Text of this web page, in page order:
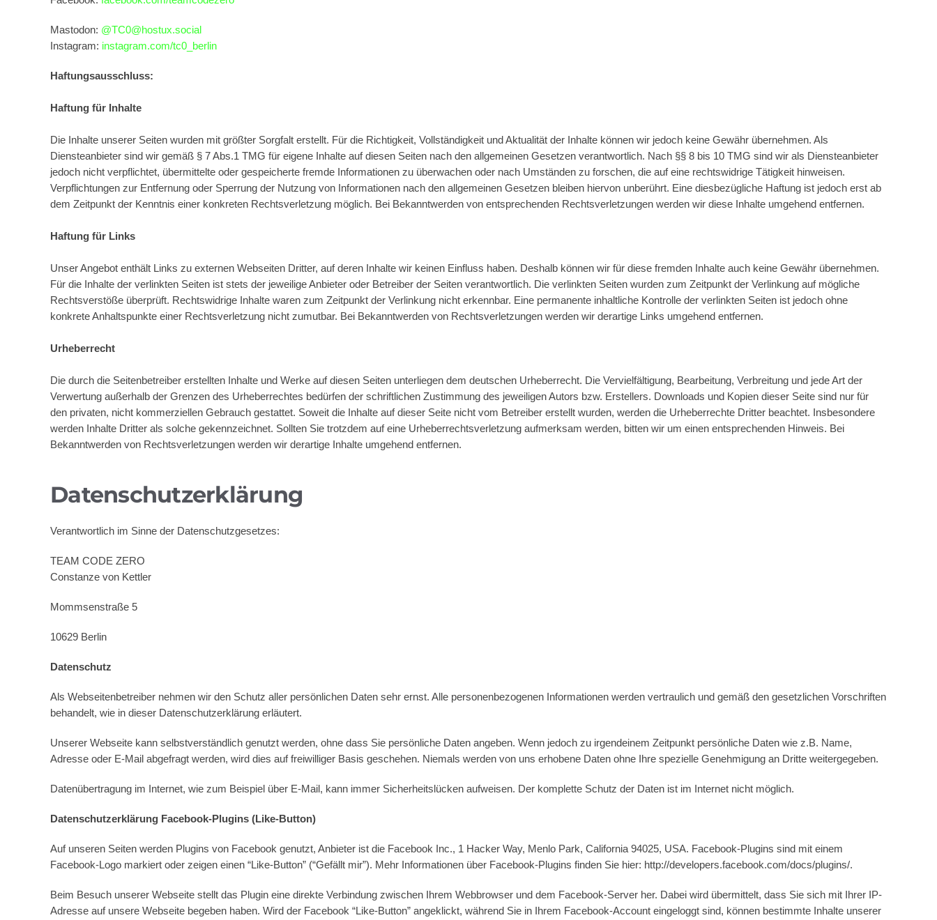
Mastodon: @TC0@hostux.social
Instagram: instagram.com/tc0_berlin
Haftungsausschluss:
Haftung für Inhalte
Die Inhalte unserer Seiten wurden mit größter Sorgfalt erstellt. Für die Richtigkeit, Vollständigkeit und Aktualität der Inhalte können wir jedoch keine Gewähr übernehmen. Als
Diensteanbieter sind wir gemäß § 7 Abs.1 TMG für eigene Inhalte auf diesen Seiten nach den allgemeinen Gesetzen verantwortlich. Nach §§ 8 bis 10 TMG sind wir als Diensteanbieter
jedoch nicht verpflichtet, übermittelte oder gespeicherte fremde Informationen zu überwachen oder nach Umständen zu forschen, die auf eine rechtswidrige Tätigkeit hinweisen.
Verpflichtungen zur Entfernung oder Sperrung der Nutzung von Informationen nach den allgemeinen Gesetzen bleiben hiervon unberührt. Eine diesbezügliche Haftung ist jedoch erst ab
dem Zeitpunkt der Kenntnis einer konkreten Rechtsverletzung möglich. Bei Bekanntwerden von entsprechenden Rechtsverletzungen werden wir diese Inhalte umgehend entfernen.
Haftung für Links
Unser Angebot enthält Links zu externen Webseiten Dritter, auf deren Inhalte wir keinen Einfluss haben. Deshalb können wir für diese fremden Inhalte auch keine Gewähr übernehmen.
Für die Inhalte der verlinkten Seiten ist stets der jeweilige Anbieter oder Betreiber der Seiten verantwortlich. Die verlinkten Seiten wurden zum Zeitpunkt der Verlinkung auf mögliche
Rechtsverstöße überprüft. Rechtswidrige Inhalte waren zum Zeitpunkt der Verlinkung nicht erkennbar. Eine permanente inhaltliche Kontrolle der verlinkten Seiten ist jedoch ohne
konkrete Anhaltspunkte einer Rechtsverletzung nicht zumutbar. Bei Bekanntwerden von Rechtsverletzungen werden wir derartige Links umgehend entfernen.
Urheberrecht
Die durch die Seitenbetreiber erstellten Inhalte und Werke auf diesen Seiten unterliegen dem deutschen Urheberrecht. Die Vervielfältigung, Bearbeitung, Verbreitung und jede Art der
Verwertung außerhalb der Grenzen des Urheberrechtes bedürfen der schriftlichen Zustimmung des jeweiligen Autors bzw. Erstellers. Downloads und Kopien dieser Seite sind nur für
den privaten, nicht kommerziellen Gebrauch gestattet. Soweit die Inhalte auf dieser Seite nicht vom Betreiber erstellt wurden, werden die Urheberrechte Dritter beachtet. Insbesondere
werden Inhalte Dritter als solche gekennzeichnet. Sollten Sie trotzdem auf eine Urheberrechtsverletzung aufmerksam werden, bitten wir um einen entsprechenden Hinweis. Bei
Bekanntwerden von Rechtsverletzungen werden wir derartige Inhalte umgehend entfernen.
Datenschutzerklärung
Verantwortlich im Sinne der Datenschutzgesetzes:
TEAM CODE ZERO
Constanze von Kettler
Mommsenstraße 5
10629 Berlin
Datenschutz
Als Webseitenbetreiber nehmen wir den Schutz aller persönlichen Daten sehr ernst. Alle personenbezogenen Informationen werden vertraulich und gemäß den gesetzlichen Vorschriften
behandelt, wie in dieser Datenschutzerklärung erläutert.
Unserer Webseite kann selbstverständlich genutzt werden, ohne dass Sie persönliche Daten angeben. Wenn jedoch zu irgendeinem Zeitpunkt persönliche Daten wie z.B. Name,
Adresse oder E-Mail abgefragt werden, wird dies auf freiwilliger Basis geschehen. Niemals werden von uns erhobene Daten ohne Ihre spezielle Genehmigung an Dritte weitergegeben.
Datenübertragung im Internet, wie zum Beispiel über E-Mail, kann immer Sicherheitslücken aufweisen. Der komplette Schutz der Daten ist im Internet nicht möglich.
Datenschutzerklärung Facebook-Plugins (Like-Button)
Auf unseren Seiten werden Plugins von Facebook genutzt, Anbieter ist die Facebook Inc., 1 Hacker Way, Menlo Park, California 94025, USA. Facebook-Plugins sind mit einem
Facebook-Logo markiert oder zeigen einen “Like-Button” (“Gefällt mir”). Mehr Informationen über Facebook-Plugins finden Sie hier: http://developers.facebook.com/docs/plugins/.
Beim Besuch unserer Webseite stellt das Plugin eine direkte Verbindung zwischen Ihrem Webbrowser und dem Facebook-Server her. Dabei wird übermittelt, dass Sie sich mit Ihrer IP-
Adresse auf unsere Webseite begeben haben. Wird der Facebook “Like-Button” angeklickt, während Sie in Ihrem Facebook-Account eingeloggt sind, können bestimmte Inhalte unserer